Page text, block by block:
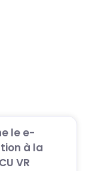
le e-
à la
VR